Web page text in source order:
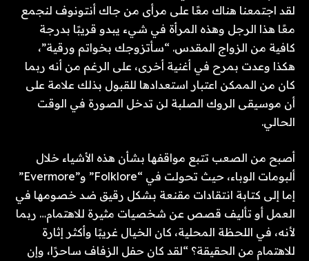
لقد اجتمعنا هناك معًا على مرأى من جاك أنتونوف لنجمع
معًا هذا الرجل وهذه المرأة في شيء يبدو قريبًا بدرجة
كافية من الزواج المقدس. “سأتزوجك بخواتم ورقية”،
هكذا وعدت بمرح في أغنية أخرى، على الرغم من أنه ربما
كان من الممكن اعتبار استعدادها للقبول بذلك علامة على
أن موسيقى الروك الصلبة لن تدخل الصورة في الوقت
الحالي.
أصبح من الصعب تتبع مواقفها بشأن هذه الأشياء خلال
ألبومات الوباء، حيث تحولت في “Folklore” و”Evermore”
إما إلى كتابة انتقادات مقنعة بشكل رقيق ضد خصومها في
العمل أو تأليف قصص عن شخصيات مثيرة للاهتمام… ربما
لأنه، في اللحظة المحلية، كان الخيال غريبًا وأكثر إثارة
للاهتمام من الحقيقة؟ “لقد كان حفل الزفاف ساحرًا، وإن